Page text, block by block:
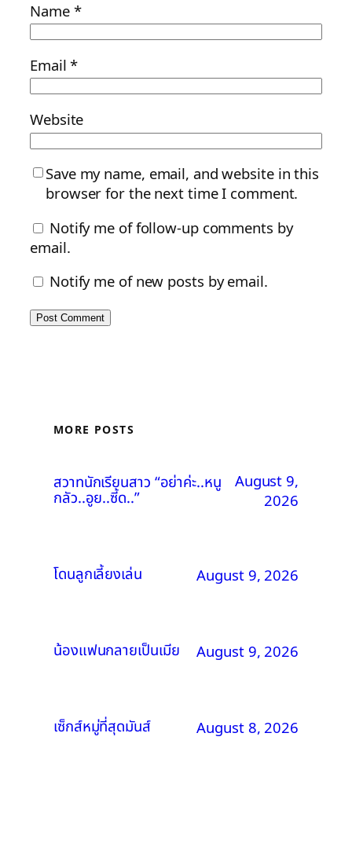
Name *
Email*
Website
Save my name, email, and website in this
browser for the next time I comment.
Notify me of follow-up comments by
email.
Notify me of new posts by email.
MORE POSTS
สวาทนักเรียนสาว “อย่าค่ะ..หนู
กลัว..อูย..ซี้ด..”
August 9,
2026
โดนลูกเลี้ยงเล่น August 9, 2026
น้องแฟนกลายเป็นเมีย August 9, 2026
เซ็กส์หมู่ที่สุดมันส์ August 8, 2026